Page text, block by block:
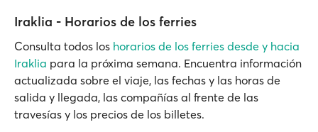
Iraklia - Horarios de los ferries
Consulta todos los horarios de los ferries desde y hacia
Iraklia para la próxima semana. Encuentra información
actualizada sobre el viaje, las fechas y las horas de
salida y llegada, las compañías al frente de las
travesías y los precios de los billetes.